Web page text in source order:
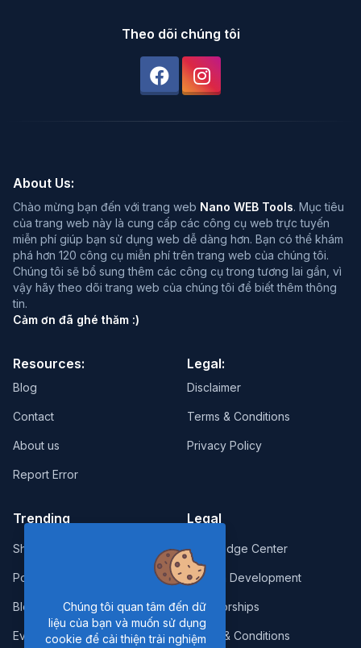
Theo dõi chúng tôi
About Us:
Chào mừng bạn đến với trang web Nano WEB Tools. Mục tiêu
của trang web này là cung cấp các công cụ web trực tuyến
miễn phí giúp bạn sử dụng web dễ dàng hơn. Bạn có thể khám
phá hơn 120 công cụ miễn phí trên trang web của chúng tôi.
Chúng tôi sẽ bổ sung thêm các công cụ trong tương lai gần, vì
vậy hãy theo dõi trang web của chúng tôi để biết thêm thông
tin.
Cảm ơn đã ghé thăm :)
Resources:
Blog
Contact
About us
Report Error
Legal:
Disclaimer
Terms & Conditions
Privacy Policy
Trending
Shop
Portfolio
Blog
Events
Legal
Knowledge Center
Custom Development
Sponsorships
Terms & Conditions
Chúng tôi quan tâm đến dữ
liệu của bạn và muốn sử dụng
cookie để cải thiện trải nghiệm